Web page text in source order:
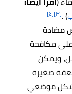
) .[٣] [٤]
مضادة
على مكافحة
ويمكن
صغيرة
بشكل موضعي